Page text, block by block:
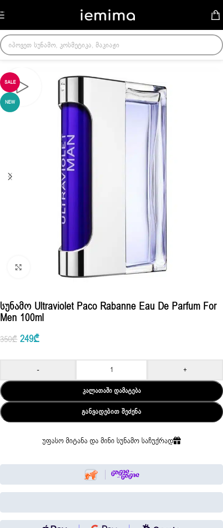
Skip to navigation
მთავარი/მამაკაცის სუნამოები
SALE
NEW
Სუნამო Ultraviolet Paco Rabanne Eau De Parfum For
Men 100ml
350₾ 249₾
- +
ᲙᲐᲚᲐᲗᲐᲨᲘ ᲓᲐᲛᲐᲢᲔᲑᲐ
ᲒᲐᲜᲕᲐᲓᲔᲑᲘᲗ ᲨᲔᲫᲔᲜᲐ
უფასო მიტანა და მინი სუნამო საჩუქრად